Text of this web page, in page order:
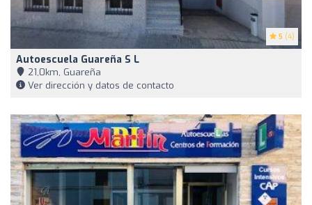
5 (4)
Autoescuela Guareña S L
21,0km, Guareña
Ver dirección y datos de contacto